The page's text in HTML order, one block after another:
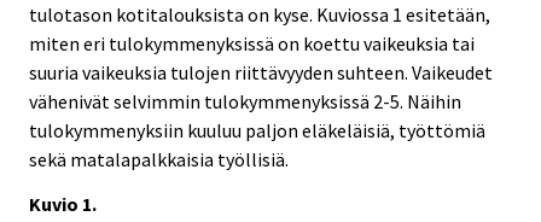
tulotason kotitalouksista on kyse. Kuviossa 1 esitetään,
miten eri tulokymmenyksissä on koettu vaikeuksia tai
suuria vaikeuksia tulojen riittävyyden suhteen. Vaikeudet
vähenivät selvimmin tulokymmenyksissä 2-5. Näihin
tulokymmenyksiin kuuluu paljon eläkeläisiä, työttömiä
sekä matalapalkkaisia työllisiä.
Kuvio 1.